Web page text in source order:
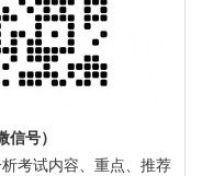
信号）
考试内容、重点、推荐